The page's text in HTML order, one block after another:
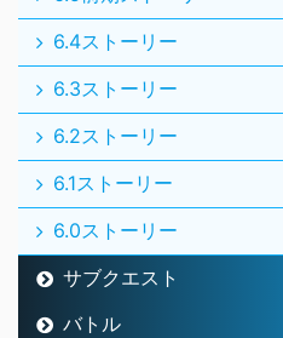
6.4ストーリー
6.3ストーリー
6.2ストーリー
6.1ストーリー
6.0ストーリー
サブクエスト
バトル